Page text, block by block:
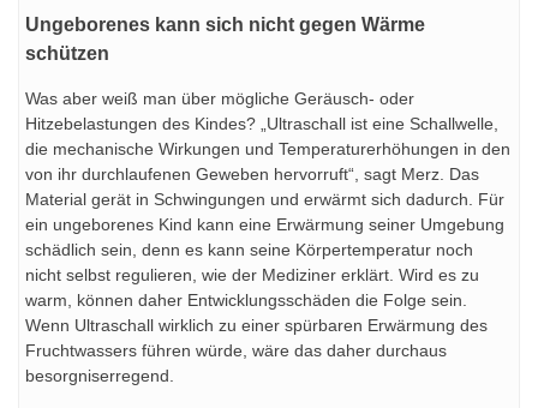
Ungeborenes kann sich nicht gegen Wärme
schützen
Was aber weiß man über mögliche Geräusch- oder
Hitzebelastungen des Kindes? „Ultraschall ist eine Schallwelle,
die mechanische Wirkungen und Temperaturerhöhungen in den
von ihr durchlaufenen Geweben hervorruft“, sagt Merz. Das
Material gerät in Schwingungen und erwärmt sich dadurch. Für
ein ungeborenes Kind kann eine Erwärmung seiner Umgebung
schädlich sein, denn es kann seine Körpertemperatur noch
nicht selbst regulieren, wie der Mediziner erklärt. Wird es zu
warm, können daher Entwicklungsschäden die Folge sein.
Wenn Ultraschall wirklich zu einer spürbaren Erwärmung des
Fruchtwassers führen würde, wäre das daher durchaus
besorgniserregend.